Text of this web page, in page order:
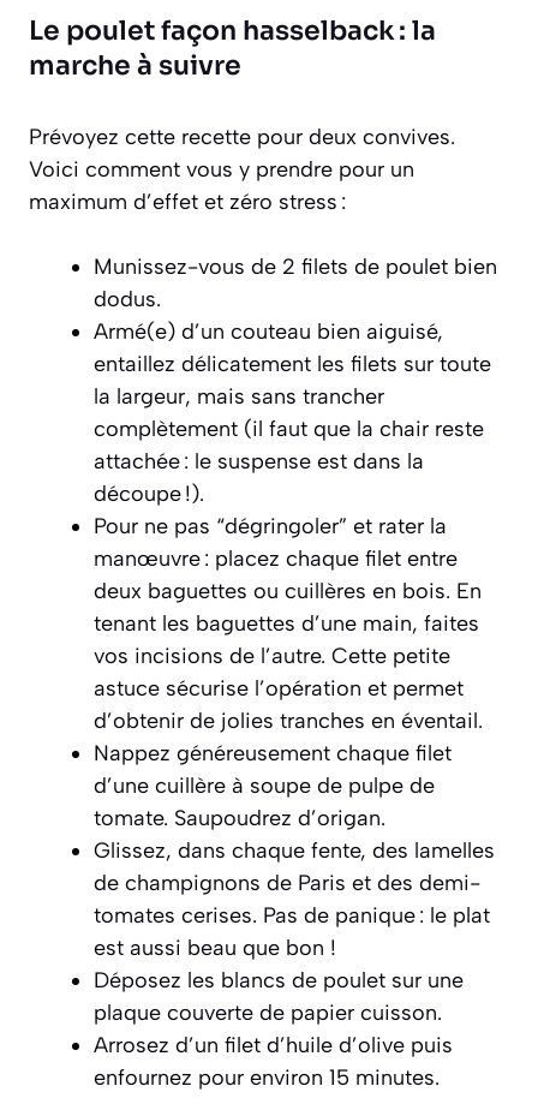
Le poulet façon hasselback : la
marche à suivre
Prévoyez cette recette pour deux convives.
Voici comment vous y prendre pour un
maximum d’effet et zéro stress :
Munissez-vous de 2 filets de poulet bien
dodus.
Armé(e) d’un couteau bien aiguisé,
entaillez délicatement les filets sur toute
la largeur, mais sans trancher
complètement (il faut que la chair reste
attachée : le suspense est dans la
découpe !).
Pour ne pas “dégringoler” et rater la
manœuvre : placez chaque filet entre
deux baguettes ou cuillères en bois. En
tenant les baguettes d’une main, faites
vos incisions de l’autre. Cette petite
astuce sécurise l’opération et permet
d’obtenir de jolies tranches en éventail.
Nappez généreusement chaque filet
d’une cuillère à soupe de pulpe de
tomate. Saupoudrez d’origan.
Glissez, dans chaque fente, des lamelles
de champignons de Paris et des demi-
tomates cerises. Pas de panique : le plat
est aussi beau que bon !
Déposez les blancs de poulet sur une
plaque couverte de papier cuisson.
Arrosez d’un filet d’huile d’olive puis
enfournez pour environ 15 minutes.